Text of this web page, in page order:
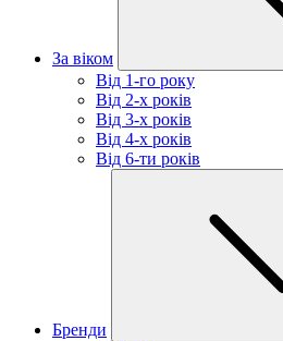
За віком
Від 1-го року
Від 2-х років
Від 3-х років
Від 4-х років
Від 6-ти років
Бренди